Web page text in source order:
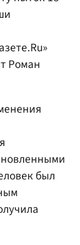
Роман
был